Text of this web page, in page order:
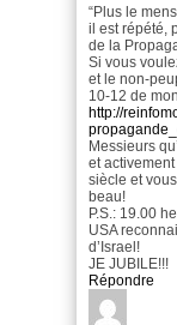
“Plus le
il est répété,
de la
Si vous
et le non-
10-12 de
http://
Messieurs
et
siècle et
beau!
P.S.: 19.00
USA
d’Israel!
JE JUBILE!!!
Répondre